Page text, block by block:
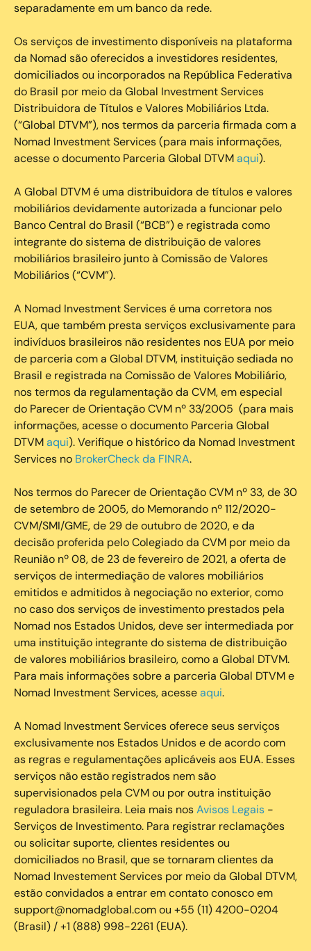
separadamente em um banco da rede.
Os serviços de investimento disponíveis na plataforma
da Nomad são oferecidos a investidores residentes,
domiciliados ou incorporados na República Federativa
do Brasil por meio da Global Investment Services
Distribuidora de Títulos e Valores Mobiliários Ltda.
(“Global DTVM”), nos termos da parceria firmada com a
Nomad Investment Services (para mais informações,
acesse o documento Parceria Global DTVMaqui).
A Global DTVM é uma distribuidora de títulos e valores
mobiliários devidamente autorizada a funcionar pelo
Banco Central do Brasil (“BCB”) e registrada como
integrante do sistema de distribuição de valores
mobiliários brasileiro junto à Comissão de Valores
Mobiliários (“CVM”).
‍A Nomad Investment Services é uma corretora nos
EUA, que também presta serviços exclusivamente para
indivíduos brasileiros não residentes nos EUA por meio
de parceria com a Global DTVM, instituição sediada no
Brasil e registrada na Comissão de Valores Mobiliário,
nos termos da regulamentação da CVM, em especial
do Parecer de Orientação CVM nº 33/2005 (para mais
informações, acesse o documento Parceria Global
DTVMaqui). Verifique o histórico da Nomad Investment
Services no BrokerCheck da FINRA.
Nos termos do Parecer de Orientação CVM nº 33, de 30
de setembro de 2005, do Memorando nº 112/2020-
CVM/SMI/GME, de 29 de outubro de 2020, e da
decisão proferida pelo Colegiado da CVM por meio da
Reunião nº 08, de 23 de fevereiro de 2021, a oferta de
serviços de intermediação de valores mobiliários
emitidos e admitidos à negociação no exterior, como
no caso dos serviços de investimento prestados pela
Nomad nos Estados Unidos, deve ser intermediada por
uma instituição integrante do sistema de distribuição
de valores mobiliários brasileiro, como a Global DTVM.
Para mais informações sobre a parceria Global DTVM e
Nomad Investment Services, acesseaqui.
A Nomad Investment Services oferece seus serviços
exclusivamente nos Estados Unidos e de acordo com
as regras e regulamentações aplicáveis aos EUA. Esses
serviços não estão registrados nem são
supervisionados pela CVM ou por outra instituição
reguladora brasileira. Leia mais nosAvisos Legais -
Serviços de Investimento. Para registrar reclamações
ou solicitar suporte, clientes residentes ou
domiciliados no Brasil, que se tornaram clientes da
Nomad Investement Services por meio da Global DTVM,
estão convidados a entrar em contato conosco em
support@nomadglobal.com ou +55 (11) 4200-0204
(Brasil) / +1 (888) 998-2261 (EUA).